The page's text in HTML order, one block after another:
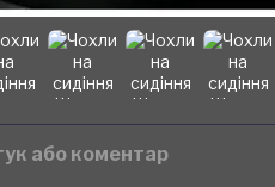
або коментар